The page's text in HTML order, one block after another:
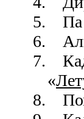
5.
Па
6.
7.
«
8.